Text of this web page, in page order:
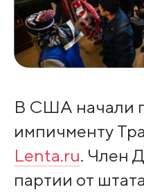
В США начали
импичменту
Lenta.ru. Член
партии от